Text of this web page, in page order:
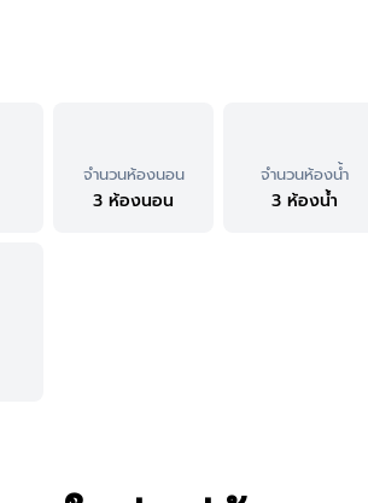
จำนวนห้องนอน
3 ห้องนอน
จำนวนห้องน้ำ
3 ห้องน้ำ